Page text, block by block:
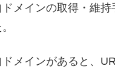
ドメインの取得・維
メインがあると、